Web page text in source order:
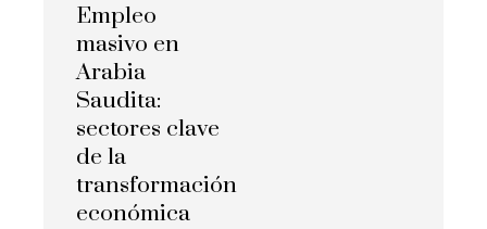
Empleo
masivo en
Arabia
Saudita:
sectores clave
de la
transformación
económica